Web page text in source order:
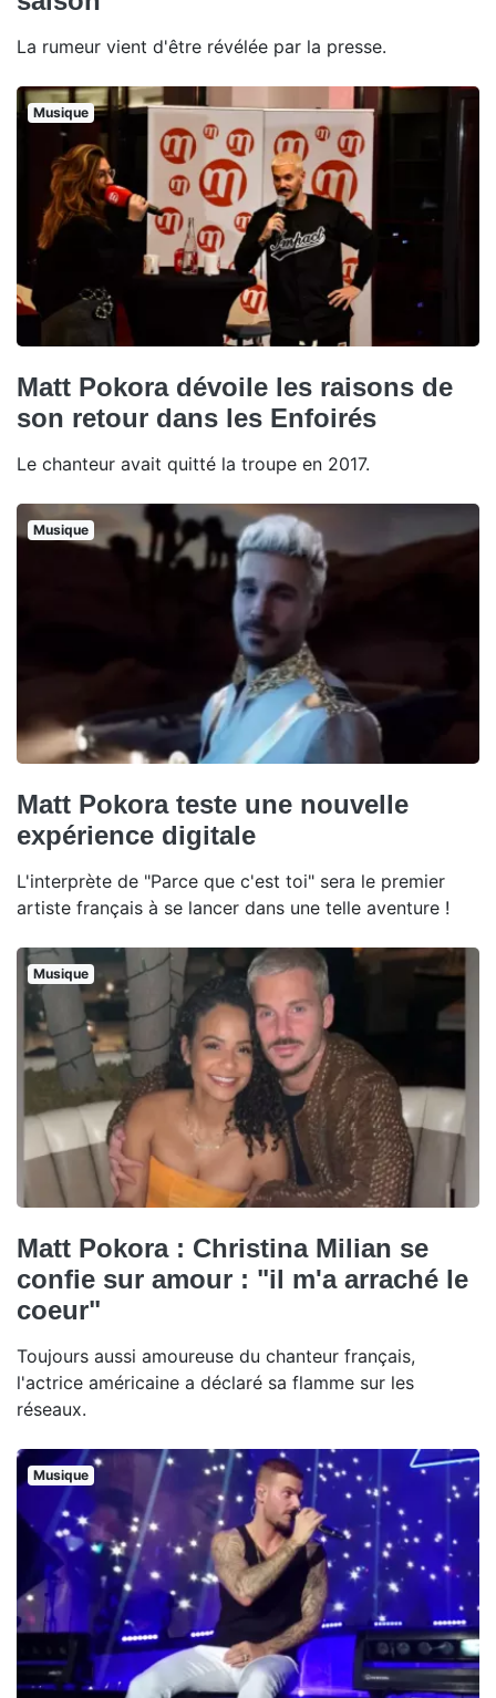
La rumeur vient d'être révélée par la presse.
Musique
Matt Pokora dévoile les raisons de
son retour dans les Enfoirés
Le chanteur avait quitté la troupe en 2017.
Musique
Matt Pokora teste une nouvelle
expérience digitale
L'interprète de "Parce que c'est toi" sera le premier
artiste français à se lancer dans une telle aventure !
Musique
Matt Pokora : Christina Milian se
confie sur amour : "il m'a arraché le
coeur"
Toujours aussi amoureuse du chanteur français,
l'actrice américaine a déclaré sa flamme sur les
réseaux.
Musique